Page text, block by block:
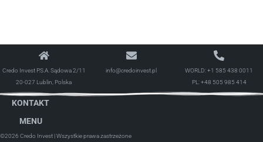
Credo Invest P.S.A. Sądowa 2/11
20-027 Lublin, Polska
info@credoinvest.pl WORLD:+1 585 438 0011
PL:+48 505 985 414
KONTAKT
MENU
©2026 Credo Invest | Wszystkie prawa zastrzeżone